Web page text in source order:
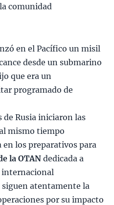
comunidad
en el Pacífico un misil
desde un submarino
que era un
programado de
Rusia iniciaron las
mismo tiempo
los preparativos para
la OTANdedicada a
internacional
atentamente la
por su impacto